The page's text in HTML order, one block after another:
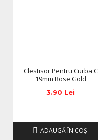
Clestisor Pentru Curba C
19mm Rose Gold
3.90 Lei
ADAUGĂ ÎN COŞ